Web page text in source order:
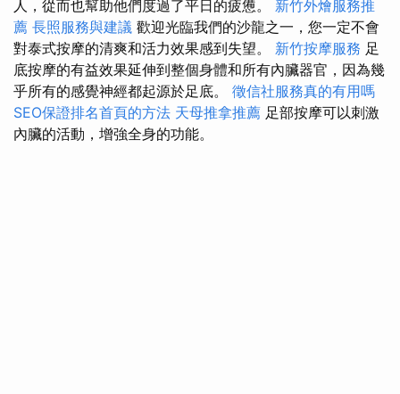
人，從而也幫助他們度過了平日的疲憊。 新竹外燴服務推
薦 長照服務與建議 歡迎光臨我們的沙龍之一，您一定不會
對泰式按摩的清爽和活力效果感到失望。 新竹按摩服務 足
底按摩的有益效果延伸到整個身體和所有內臟器官，因為幾
乎所有的感覺神經都起源於足底。 徵信社服務真的有用嗎
SEO保證排名首頁的方法 天母推拿推薦 足部按摩可以刺激
內臟的活動，增強全身的功能。